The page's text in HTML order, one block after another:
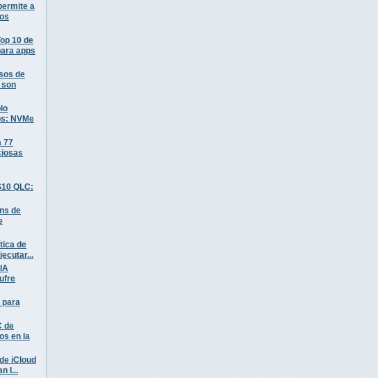
a
10 de
apps
de
son
NVMe
77
QLC:
de
de
para
de
en la
iCloud
I...